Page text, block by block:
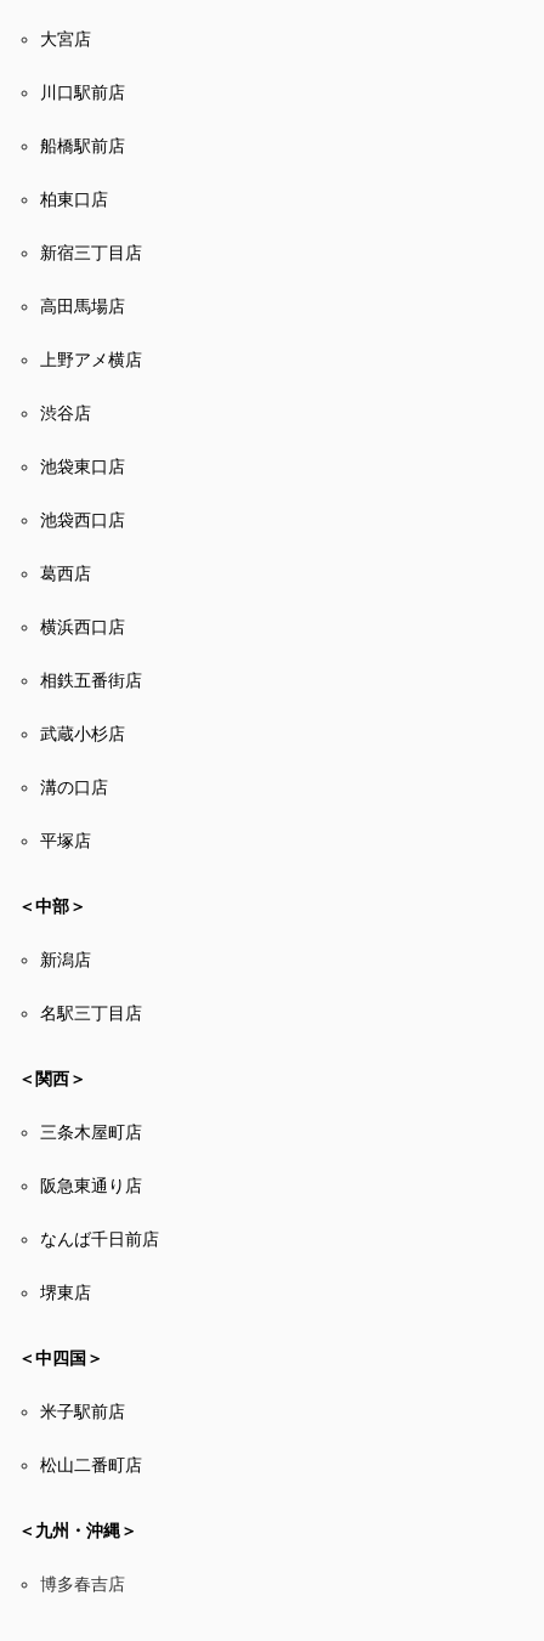
大宮店
川口駅前店
船橋駅前店
柏東口店
新宿三丁目店
高田馬場店
上野アメ横店
渋谷店
池袋東口店
池袋西口店
葛西店
横浜西口店
相鉄五番街店
武蔵小杉店
溝の口店
平塚店
＜中部＞
新潟店
名駅三丁目店
＜関西＞
三条木屋町店
阪急東通り店
なんば千日前店
堺東店
＜中四国＞
米子駅前店
松山二番町店
＜九州・沖縄＞
博多春吉店